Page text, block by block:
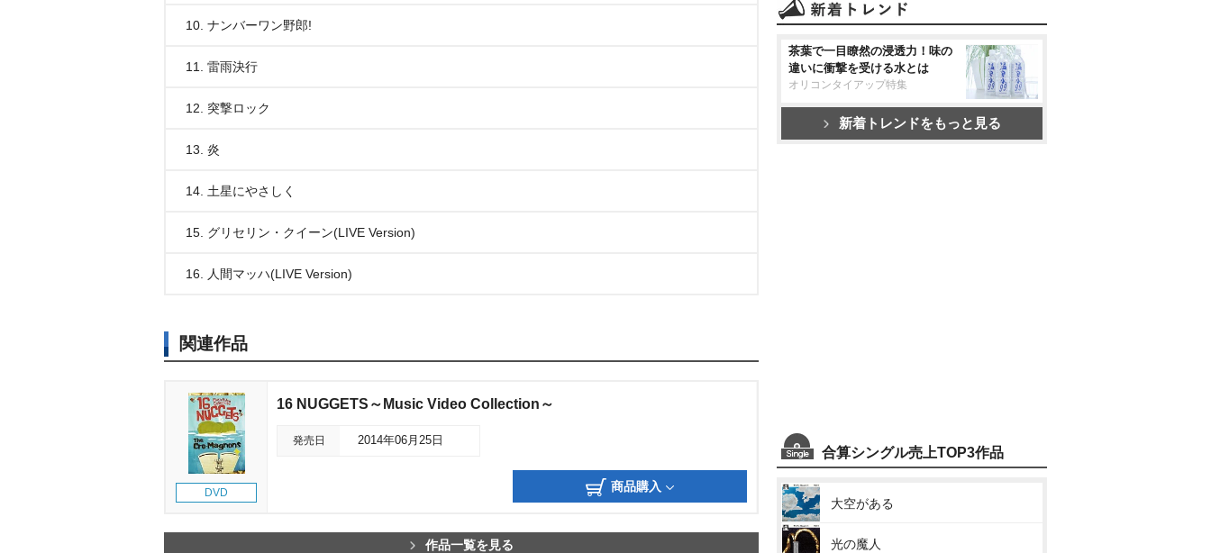
10. ナンバーワン野郎!
11. 雷雨決行
12. 突撃ロック
13. 炎
14. 土星にやさしく
15. グリセリン・クイーン(LIVE Version)
16. 人間マッハ(LIVE Version)
関連作品
DVD
16 NUGGETS～Music Video Collection～
発売日 2014年06月25日
商品購入
作品一覧を見る
茶葉で一目瞭然の浸透力！味の
違いに衝撃を受ける水とは
オリコンタイアップ特集
新着トレンドをもっと見る
合算シングル売上TOP3作品
大空がある
光の魔人